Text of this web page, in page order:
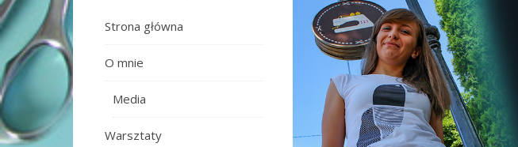
Strona główna
O mnie
Media
Warsztaty